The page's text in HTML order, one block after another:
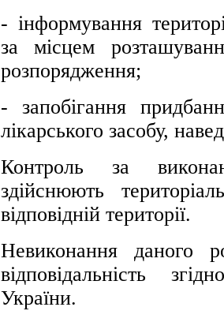
- інформування
за місцем
розпорядження;
- запобігання
лікарського засобу,
Контроль за
здійснюють
відповідній території.
Невиконання даного
відповідальність
України.